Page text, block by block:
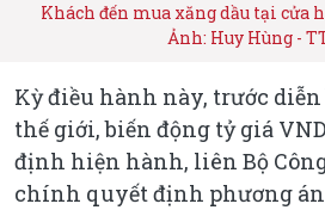
Khách đến mua xăng dầu tại cửa
Ảnh: Huy Hùng -
Kỳ điều hành này, trước
thế giới, biến động tỷ giá
định hiện hành, liên Bộ
chính quyết định phương